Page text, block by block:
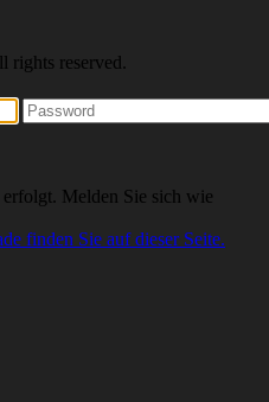
rights reserved.
Melden Sie sich wie
finden Sie auf dieser Seite.